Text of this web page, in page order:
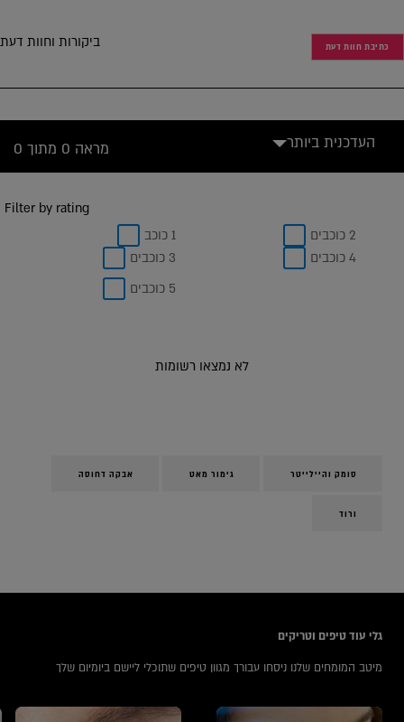
ביקורות וחוות דעת כתיבת חוות דעת
מראה 0 מתוך 0 העדכנית ביותר
Filter by rating
1 כוכב
2 כוכבים
3 כוכבים
4 כוכבים
5 כוכבים
לא נמצאו רשומות
סומק והיילייטר גימור מאט אבקה דחוסה
ורוד
גלי עוד טיפים וטריקים
מיטב המומחים שלנו ניסחו עבורך מגוון טיפים שתוכלי ליישם ביומיום שלך